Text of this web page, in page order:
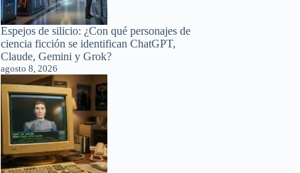
Espejos de silicio: ¿Con qué personajes de
ciencia ficción se identifican ChatGPT,
Claude, Gemini y Grok?
agosto 8, 2026